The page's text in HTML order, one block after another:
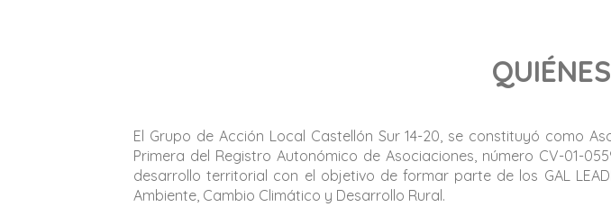
El Grupo de Acción Local Castellón Sur 14-20, se constituyó como
Primera del Registro Autonómico de Asociaciones, número CV-01-
desarrollo territorial con el objetivo de formar parte de los GAL
Ambiente, Cambio Climático y Desarrollo Rural.